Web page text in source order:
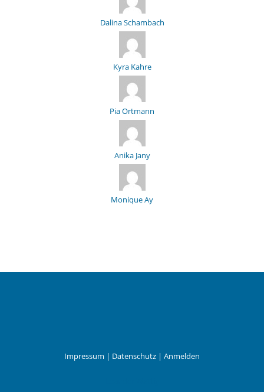
Dalina Schambach
Kyra Kahre
Pia Ortmann
Anika Jany
Monique Ay
Impressum | Datenschutz | Anmelden